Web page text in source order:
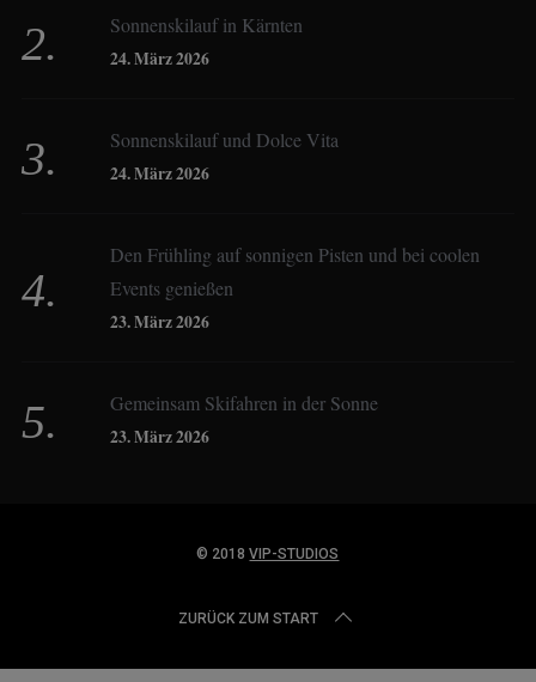
Christoph Schrahe
Derk Hoberg
Dominique Schroller
Fred Fettner
Sonnenskilauf in Kärnten
24. März 2026
Sonnenskilauf und Dolce Vita
24. März 2026
Den Frühling auf sonnigen Pisten und bei coolen
Events genießen
23. März 2026
Gemeinsam Skifahren in der Sonne
23. März 2026
© 2018VIP-STUDIOS
ZURÜCK ZUM START